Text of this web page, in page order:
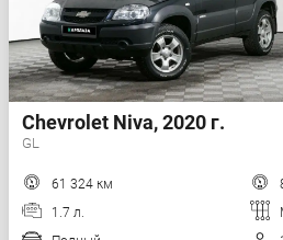
Chevrolet Niva, 2020 г.
GL
61 324 км
1.7 л.